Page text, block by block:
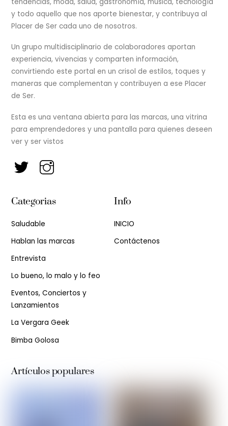
y todo aquello que nos aporte bienestar, y contribuya al
Placer de Ser cada uno de nosotros.
Un grupo multidisciplinario de colaboradores aportan
experiencia, vivencias y comparten información,
convirtiendo este portal en un crisol de estilos, toques y
maneras que complementan y contribuyen a ese Placer
de Ser.
Esta es una ventana abierta para las marcas, una vitrina
para emprendedores y una pantalla para quienes deseen
ver y ser vistos
Categorias
Saludable
Hablan las marcas
Entrevista
Lo bueno, lo malo y lo feo
Eventos, Conciertos y
Lanzamientos
La Vergara Geek
Bimba Golosa
Info
INICIO
Contáctenos
Artículos populares